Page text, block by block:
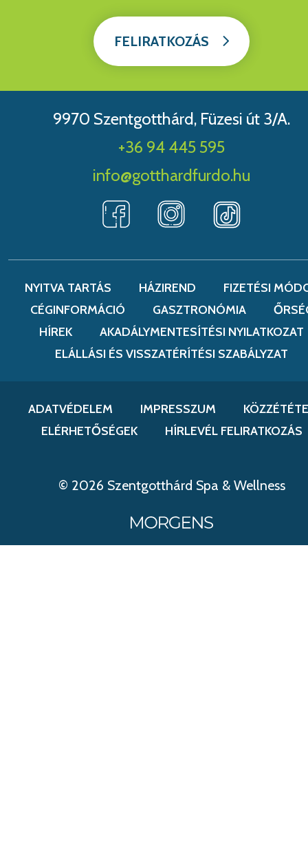
FELIRATKOZÁS
9970 Szentgotthárd, Füzesi út 3/A.
+36 94 445 595
info@gotthardfurdo.hu
NYITVA TARTÁS HÁZIREND
FIZETÉSI
CÉGINFORMÁCIÓ
GASZTRONÓMIA
HÍREK
AKADÁLYMENTESÍTÉSI NYILATKOZAT
ELÁLLÁSI ÉS VISSZATÉRÍTÉSI SZABÁLYZAT
ADATVÉDELEM IMPRESSZUM
ELÉRHETŐSÉGEK
HÍRLEVÉL FELIRATKOZÁS
© 2026 Szentgotthárd Spa & Wellness